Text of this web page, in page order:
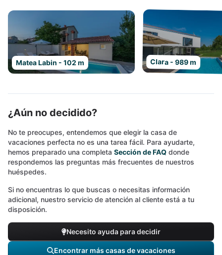
Matea Labin - 102 m Clara - 989 m
¿Aún no decidido?
No te preocupes, entendemos que elegir la casa de
vacaciones perfecta no es una tarea fácil. Para ayudarte,
hemos preparado una completa Sección de FAQ donde
respondemos las preguntas más frecuentes de nuestros
huéspedes.
Si no encuentras lo que buscas o necesitas información
adicional, nuestro servicio de atención al cliente está a tu
disposición.
Necesito ayuda para decidir
Encontrar más casas de vacaciones